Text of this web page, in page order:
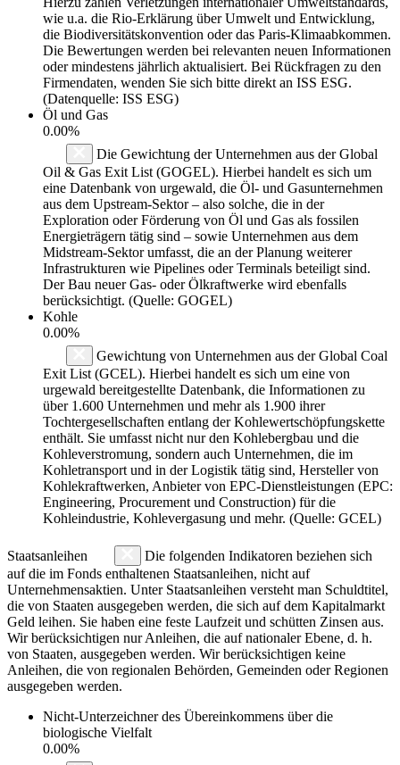
wie u.a. die Rio-Erklärung über Umwelt und Entwicklung,
die Biodiversitätskonvention oder das Paris-Klimaabkommen.
Die Bewertungen werden bei relevanten neuen Informationen
oder mindestens jährlich aktualisiert. Bei Rückfragen zu den
Firmendaten, wenden Sie sich bitte direkt an ISS ESG.
(Datenquelle: ISS ESG)
Öl und Gas
0.00%
Die Gewichtung der Unternehmen aus der Global
Oil & Gas Exit List (GOGEL). Hierbei handelt es sich um
eine Datenbank von urgewald, die Öl- und Gasunternehmen
aus dem Upstream-Sektor – also solche, die in der
Exploration oder Förderung von Öl und Gas als fossilen
Energieträgern tätig sind – sowie Unternehmen aus dem
Midstream-Sektor umfasst, die an der Planung weiterer
Infrastrukturen wie Pipelines oder Terminals beteiligt sind.
Der Bau neuer Gas- oder Ölkraftwerke wird ebenfalls
berücksichtigt. (Quelle: GOGEL)
Kohle
0.00%
Gewichtung von Unternehmen aus der Global Coal
Exit List (GCEL). Hierbei handelt es sich um eine von
urgewald bereitgestellte Datenbank, die Informationen zu
über 1.600 Unternehmen und mehr als 1.900 ihrer
Tochtergesellschaften entlang der Kohlewertschöpfungskette
enthält. Sie umfasst nicht nur den Kohlebergbau und die
Kohleverstromung, sondern auch Unternehmen, die im
Kohletransport und in der Logistik tätig sind, Hersteller von
Kohlekraftwerken, Anbieter von EPC-Dienstleistungen (EPC:
Engineering, Procurement und Construction) für die
Kohleindustrie, Kohlevergasung und mehr. (Quelle: GCEL)
Staatsanleihen
Die folgenden Indikatoren beziehen sich
auf die im Fonds enthaltenen Staatsanleihen, nicht auf
Unternehmensaktien. Unter Staatsanleihen versteht man Schuldtitel,
die von Staaten ausgegeben werden, die sich auf dem Kapitalmarkt
Geld leihen. Sie haben eine feste Laufzeit und schütten Zinsen aus.
Wir berücksichtigen nur Anleihen, die auf nationaler Ebene, d. h.
von Staaten, ausgegeben werden. Wir berücksichtigen keine
Anleihen, die von regionalen Behörden, Gemeinden oder Regionen
ausgegeben werden.
Nicht-Unterzeichner des Übereinkommens über die
biologische Vielfalt
0.00%